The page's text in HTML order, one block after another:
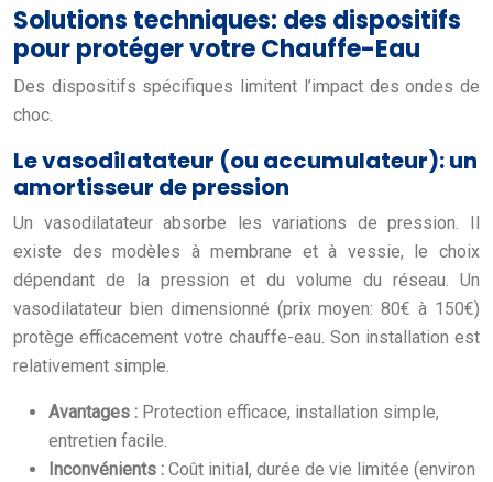
Solutions techniques: des dispositifs
pour protéger votre Chauffe-Eau
Des dispositifs spécifiques limitent l’impact des ondes de
choc.
Le vasodilatateur (ou accumulateur): un
amortisseur de pression
Un vasodilatateur absorbe les variations de pression. Il
existe des modèles à membrane et à vessie, le choix
dépendant de la pression et du volume du réseau. Un
vasodilatateur bien dimensionné (prix moyen: 80€ à 150€)
protège efficacement votre chauffe-eau. Son installation est
relativement simple.
Avantages : Protection efficace, installation simple,
entretien facile.
Inconvénients : Coût initial, durée de vie limitée (environ